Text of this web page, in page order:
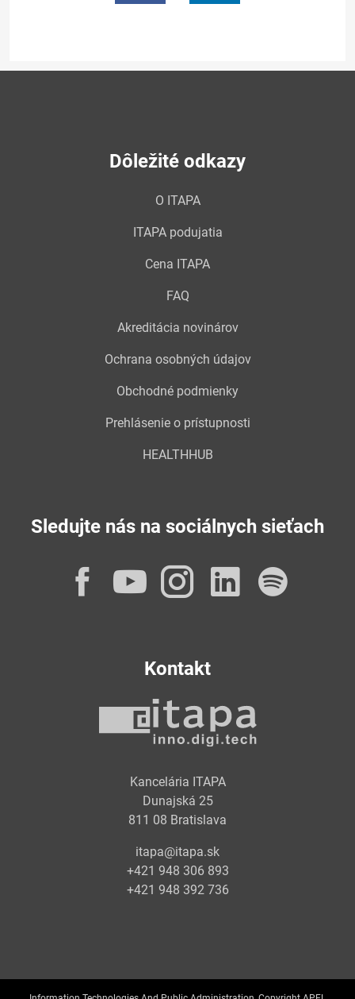
Dôležité odkazy
O ITAPA
ITAPA podujatia
Cena ITAPA
FAQ
Akreditácia novinárov
Ochrana osobných údajov
Obchodné podmienky
Prehlásenie o prístupnosti
HEALTHHUB
Sledujte nás na sociálnych sieťach
Facebook
YouTube
Instagram
Kontakt
Kancelária ITAPA
Dunajská 25
811 08 Bratislava
itapa@itapa.sk
+421 948 306 893
+421 948 392 736